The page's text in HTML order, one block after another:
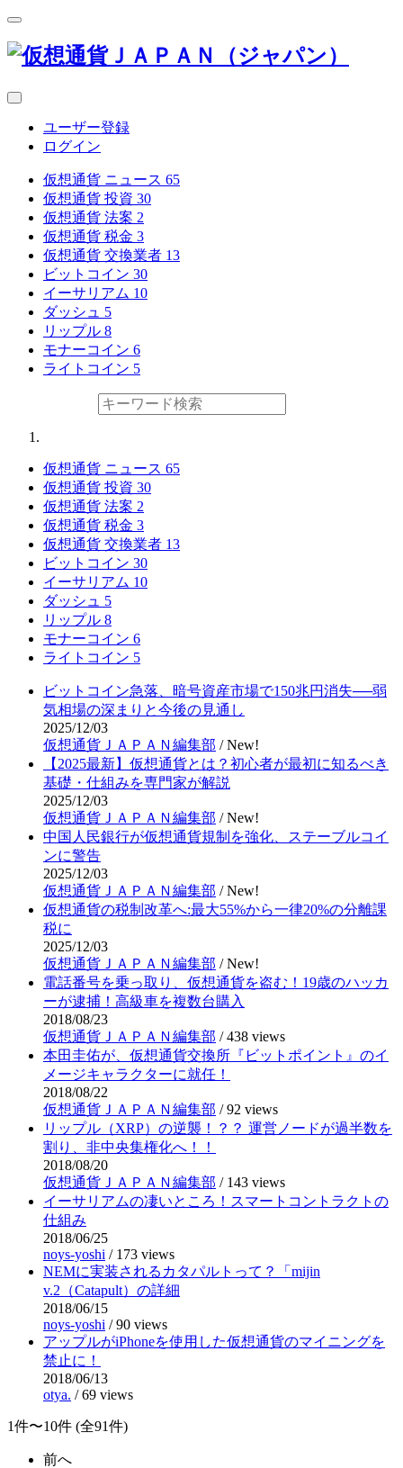
ユーザー登録
ログイン
仮想通貨 ニュース 65
仮想通貨 投資 30
仮想通貨 法案 2
仮想通貨 税金 3
仮想通貨 交換業者 13
ビットコイン 30
イーサリアム 10
ダッシュ 5
リップル 8
モナーコイン 6
ライトコイン 5
仮想通貨 ニュース 65
仮想通貨 投資 30
仮想通貨 法案 2
仮想通貨 税金 3
仮想通貨 交換業者 13
ビットコイン 30
イーサリアム 10
ダッシュ 5
リップル 8
モナーコイン 6
ライトコイン 5
ビットコイン急落、暗号資産市場で150兆円消失──弱
気相場の深まりと今後の見通し
2025/12/03
仮想通貨ＪＡＰＡＮ編集部 /New!
【2025最新】仮想通貨とは？初心者が最初に知るべき
基礎・仕組みを専門家が解説
2025/12/03
仮想通貨ＪＡＰＡＮ編集部 /New!
中国人民銀行が仮想通貨規制を強化、ステーブルコイ
ンに警告
2025/12/03
仮想通貨ＪＡＰＡＮ編集部 /New!
仮想通貨の税制改革へ:最大55%から一律20%の分離課
税に
2025/12/03
仮想通貨ＪＡＰＡＮ編集部 /New!
電話番号を乗っ取り、仮想通貨を盗む！19歳のハッカ
ーが逮捕！高級車を複数台購入
2018/08/23
仮想通貨ＪＡＰＡＮ編集部 /438 views
本田圭佑が、仮想通貨交換所『ビットポイント』のイ
メージキャラクターに就任！
2018/08/22
仮想通貨ＪＡＰＡＮ編集部 /92 views
リップル（XRP）の逆襲！？？ 運営ノードが過半数を
割り、非中央集権化へ！！
2018/08/20
仮想通貨ＪＡＰＡＮ編集部 / 143 views
イーサリアムの凄いところ！スマートコントラクトの
仕組み
2018/06/25
noys-yoshi / 173 views
NEMに実装されるカタパルトって？「mijin
v.2（Catapult）の詳細
2018/06/15
noys-yoshi /90 views
アップルがiPhoneを使用した仮想通貨のマイニングを
禁止に！
2018/06/13
otya. /69 views
1件〜10件 (全91件)
前へ